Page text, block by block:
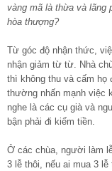
vàng mã là thừa và lãng
hòa thượng?
Từ góc độ nhận thức,
nhận giảm từ từ. Nhà
thì không thu và cấm họ
thường nhấn mạnh việc
nghe là các cụ già và
bận phải đi kiếm tiền.
Ở các chùa, người làm
3 lễ thôi, nếu ai mua 3